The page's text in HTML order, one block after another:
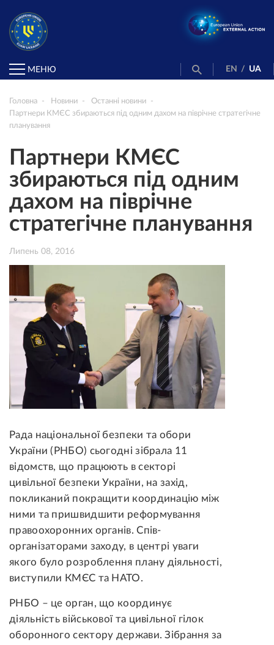
МЕНЮ EN / UA
Головна Новини
Останні новини
Партнери КМЄС збираються під одним дахом на піврічне стратегічне
планування
Партнери КМЄС
збираються під одним
дахом на піврічне
стратегічне планування
Липень 08, 2016
Рада національної безпеки та обори
України (РНБО) сьогодні зібрала 11
відомств, що працюють в секторі
цивільної безпеки України, на захід,
покликаний покращити координацію між
ними та пришвидшити реформування
правоохоронних органів. Спів-
організаторами заходу, в центрі уваги
якого було розроблення плану діяльності,
виступили КМЄС та НАТО.
РНБО – це орган, що координує
діяльність військової та цивільної гілок
оборонного сектору держави. Зібрання за